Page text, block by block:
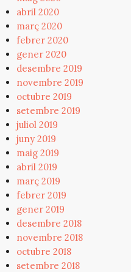
abril 2020
març 2020
febrer 2020
gener 2020
desembre 2019
novembre 2019
octubre 2019
setembre 2019
juliol 2019
juny 2019
maig 2019
abril 2019
març 2019
febrer 2019
gener 2019
desembre 2018
novembre 2018
octubre 2018
setembre 2018